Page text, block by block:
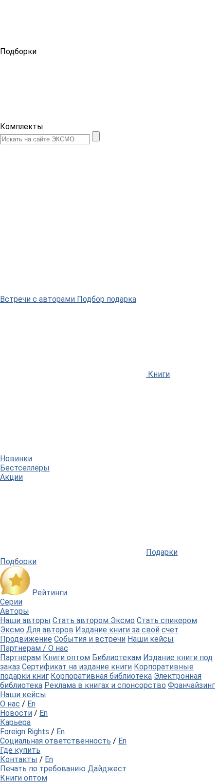
Подборки
Комплекты
Встречи с авторами Подбор подарка
Книги
Новинки
Бестселлеры
Акции
Подарки
Подборки
Рейтинги
Серии
Авторы
Наши авторы Стать автором Эксмо Стать спикером
Эксмо Для авторов Издание книги за свой счет
Продвижение События и встречи Наши кейсы
Партнерам / О нас
Партнерам Книги оптом Библиотекам Издание книги под
заказ Сертификат на издание книги Корпоративные
подарки книг Корпоративная библиотека Электронная
библиотека Реклама в книгах и спонсорство Франчайзинг
Наши кейсы
О нас / En
Новости / En
Карьера
Foreign Rights / En
Социальная ответственность / En
Где купить
Контакты / En
Печать по требованию Дайджест
Книги оптом